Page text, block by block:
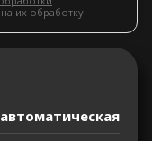
на их обработку.
автоматическая